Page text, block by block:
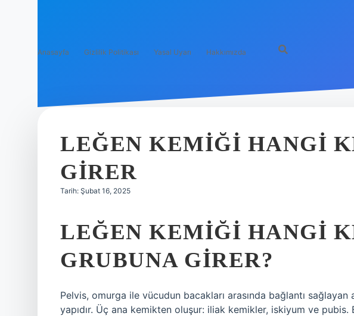
Anasayfa Gizlilik Politikası Yasal Uyarı Hakkımızda
LEĞEN KEMIĞI HANGI
GIRER
Tarih: Şubat 16, 2025
LEĞEN KEMIĞI HANGI
GRUBUNA GIRER?
Pelvis, omurga ile vücudun bacakları arasında bağlantı
yapıdır. Üç ana kemikten oluşur: iliak kemikler, iskiyum ve